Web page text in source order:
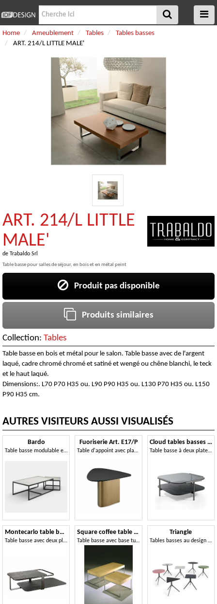
Home Ameublement Tables
Tables basses
ART. 214/L LITTLE MALE'
ART. 214/L LITTLE
MALE'
de Trabaldo Srl
Table basse pour salles de séjour, en bois et en métal peint
Produit pas disponible
Produits similaires
Collection: Tables
Table basse en bois et métal pour le salon. Table basse avec de l'argent
laqué, cadre chromé chromé et satiné et wengé ou chêne blanchi, le teck
et le haut laqué.
Dimensions:. L70 P70 H35 ou. L90 P90 H35 ou. L130 P70 H35 ou. L150
P90 H35 cm.
AUTRES VISITEURS AUSSI VISUALISÉS
Bardo
Table basse modulable en métal peint, avec plateau personnalisable
Fuoriserie Art. E17/P
Table d'appoint avec plateau laqué et base en métal laiton bruni
Cloud tables basses carrées
Table basse à deux plateaux
Montecarlo table basse
Table basse avec deux plateaux
Square coffee table - bench
Table basse avec base tubulaire, pour la réception
Triangle
Tables basses au design unique et raffiné